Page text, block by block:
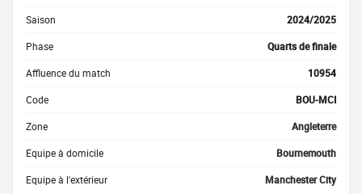
Saison 2024/2025
Phase Quarts de finale
Affluence du match 10954
Code BOU-MCI
Zone Angleterre
Equipe à domicile Bournemouth
Equipe à l'extérieur Manchester City